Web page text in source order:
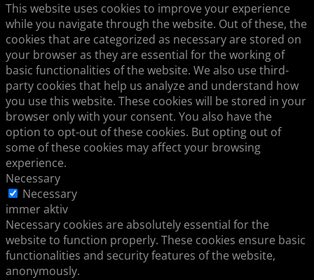
This website uses cookies to improve your experience
while you navigate through the website. Out of these, the
cookies that are categorized as necessary are stored on
your browser as they are essential for the working of
basic functionalities of the website. We also use third-
party cookies that help us analyze and understand how
you use this website. These cookies will be stored in your
browser only with your consent. You also have the
option to opt-out of these cookies. But opting out of
some of these cookies may affect your browsing
experience.
Necessary
Necessary
immer aktiv
Necessary cookies are absolutely essential for the
website to function properly. These cookies ensure basic
functionalities and security features of the website,
anonymously.